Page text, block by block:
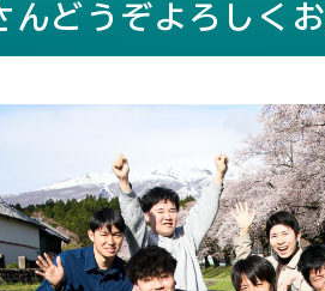
んどうぞよろしく